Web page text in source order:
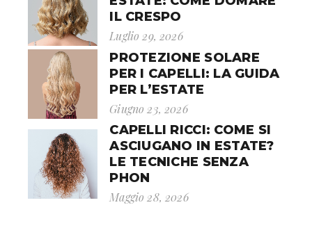
IL CRESPO
Luglio 29, 2026
PROTEZIONE SOLARE
PER I CAPELLI: LA GUIDA
PER L’ESTATE
Giugno 23, 2026
CAPELLI RICCI: COME SI
ASCIUGANO IN ESTATE?
LE TECNICHE SENZA
PHON
Maggio 28, 2026